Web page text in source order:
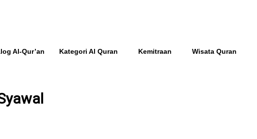
Al-Qur’an Kategori Al Quran Kemitraan Wisata Quran